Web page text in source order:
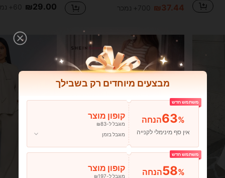
₪37.44 700+ נמכר ₪29.00 60+ נמכר
מבצעים מיוחדים רק בשבילך
משתמש חדש
63%הנחה
אין סף מינימלי לקנייה
קופון מוצר
מוגבל ל-₪83
מוגבל בזמן
משתמש חדש
58%הנחה קופון מוצר
מוגבל ל-₪197